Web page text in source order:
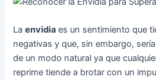
Laenvidia es un sentimiento que
negativas y que, sin embargo,
de un modo natural ya que
reprime tiende a brotar con un